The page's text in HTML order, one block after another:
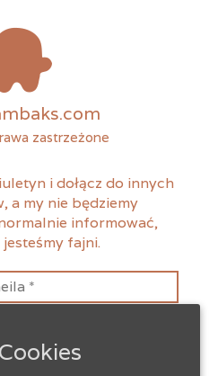
zastrzeżone
i dołącz do innych
a my nie będziemy
informować,
fajni.